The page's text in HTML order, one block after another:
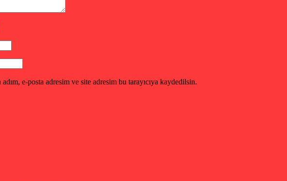
e-posta adresim ve site adresim bu tarayıcıya kaydedilsin.